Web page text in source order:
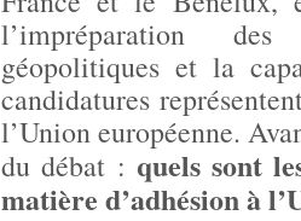
l’impréparation
géopolitiques et la
candidatures
l’Union européenne.
du débat : quels sont
matière d’adhésion à